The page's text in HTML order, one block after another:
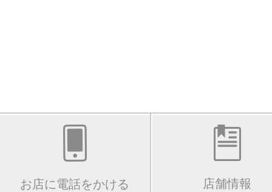
お店に電話をかける 店舗情報